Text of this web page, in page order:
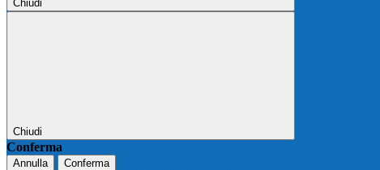
Chiudi
Chiudi
Conferma
Annulla Conferma